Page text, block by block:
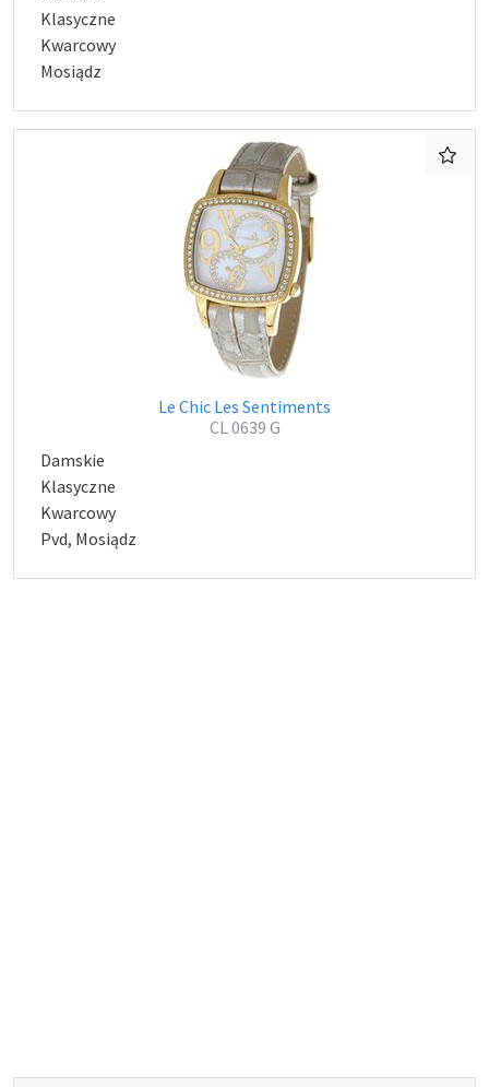
Klasyczne
Kwarcowy
Mosiądz
Le Chic Les Sentiments
CL 0639 G
Damskie
Klasyczne
Kwarcowy
Pvd, Mosiądz